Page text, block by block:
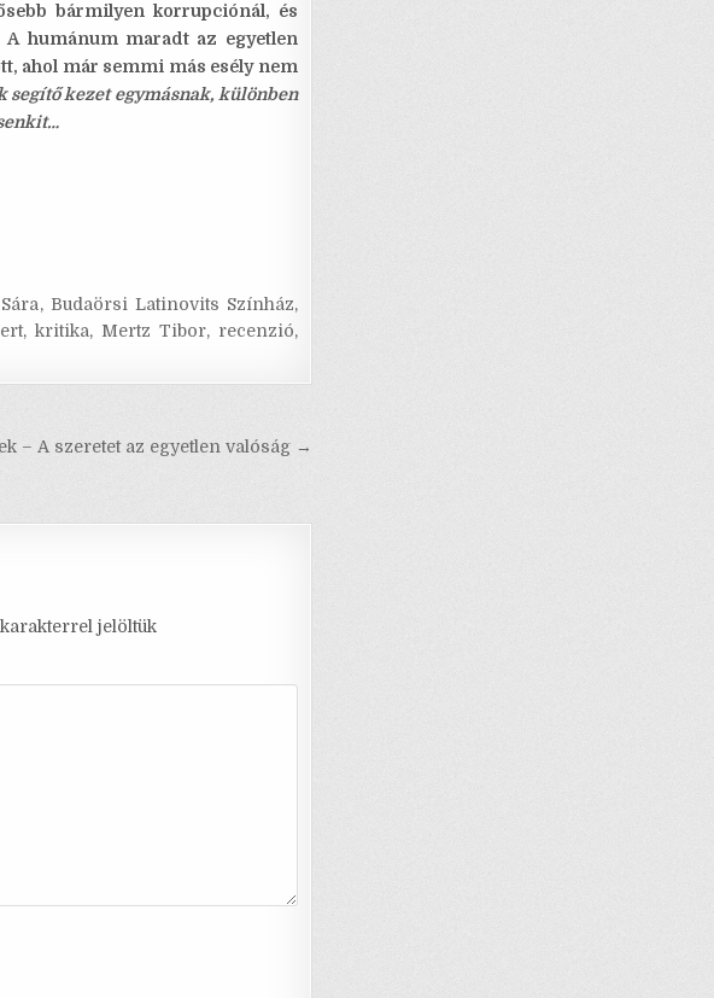
bármilyen korrupciónál, és
A humánum maradt az egyetlen
ahol már semmi más esély nem
segítő kezet egymásnak, különben
, Budaörsi Latinovits Színház,
, kritika, Mertz Tibor, recenzió,
– A szeretet az egyetlen valóság →
jelöltük